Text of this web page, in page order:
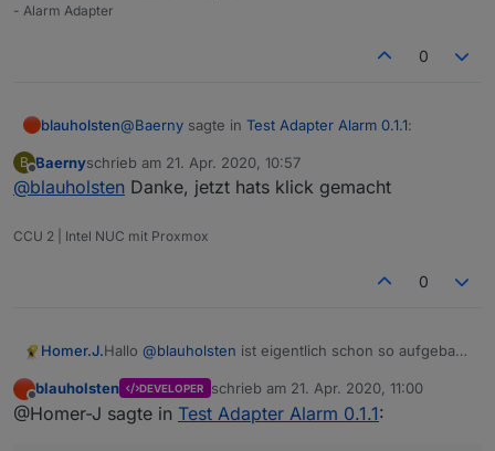
- Alarm Adapter
0
blauholsten@Baerny sagte in Test Adapter Alarm 0.1.1:
@blauholsten die Möglichkeit per script ein
B
Offline
Baernyschrieb am 21. Apr. 2020, 10:57
zuletzt editiert von
@blauholsten Danke, jetzt hats klick gemacht
CCU 2 | Intel NUC mit Proxmox
0
Homer.J.Hallo @blauholsten ist eigentlich schon so aufgebaut
Fensterkontakte und Bewegungsmelder kommen für
eine scharf Schaltung bei Abwesenheit, und einen
Grüße
Offline
blauholsten DEVELOPER schrieb am 21. Apr. 2020, 11:00
zuletzt editiert von
@Homer-J sagte in Test Adapter Alarm 0.1.1: